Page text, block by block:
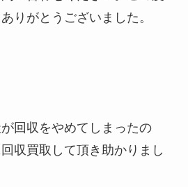
りがとうございました。
回収をやめてしまったの
収買取して頂き助かりまし